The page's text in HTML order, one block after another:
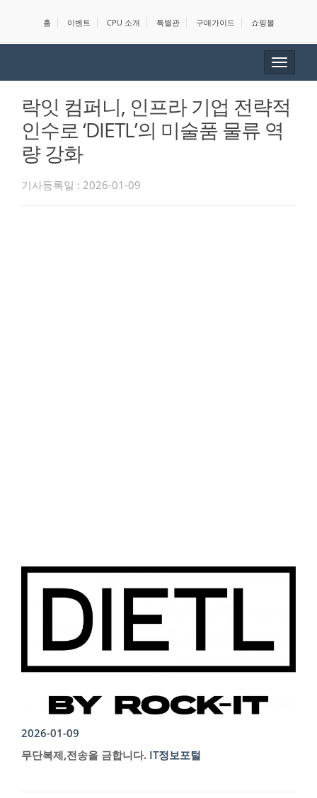
홈 이벤트 CPU 소개 특별관 구매가이드 쇼핑몰
Toggle
락잇 컴퍼니, 인프라 기업 전략적
인수로 ‘DIETL’의 미술품 물류 역
량 강화
기사등록일 : 2026-01-09
2026-01-09
무단복제,전송을 금합니다. IT정보포털